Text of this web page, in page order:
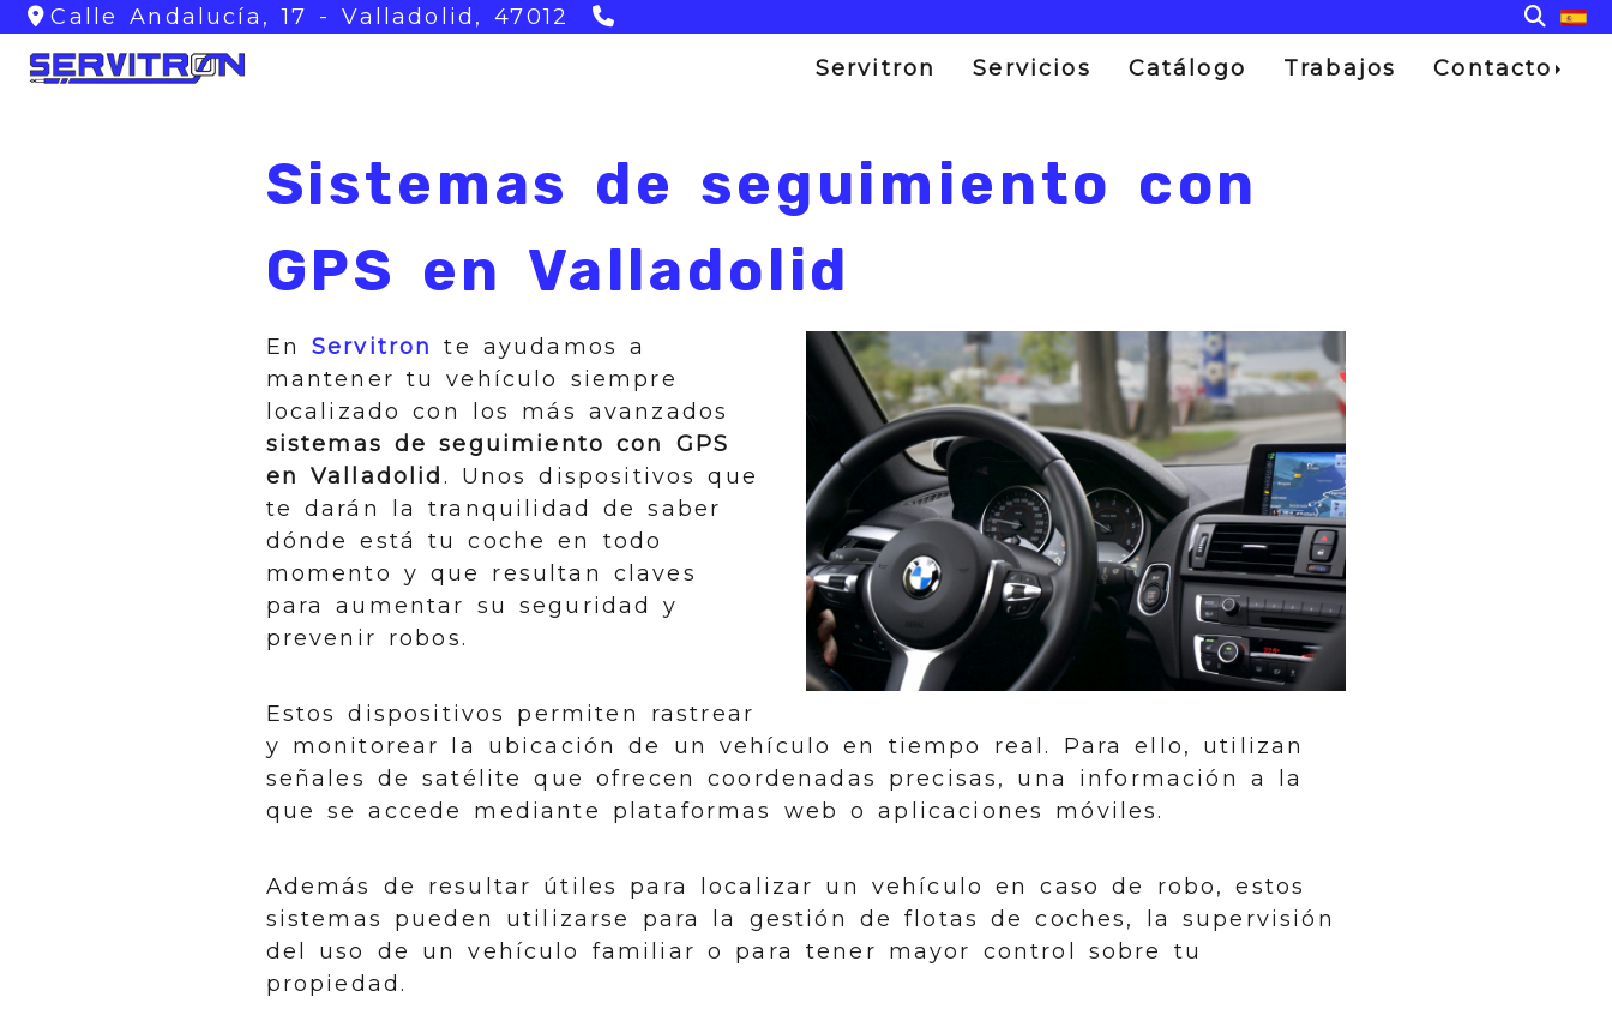
Calle Andalucía, 17 -Valladolid,47012
Servitron
Servicios Catálogo Trabajos Contacto
Sistemas de seguimiento con
GPS en Valladolid
En Servitron te ayudamos a
mantener tu vehículo siempre
localizado con los más avanzados
sistemas de seguimiento con GPS
en Valladolid. Unos dispositivos que
te darán la tranquilidad de saber
dónde está tu coche en todo
momento y que resultan claves
para aumentar su seguridad y
prevenir robos.
Estos dispositivos permiten rastrear
y monitorear la ubicación de un vehículo en tiempo real. Para ello, utilizan
señales de satélite que ofrecen coordenadas precisas, una información a la
que se accede mediante plataformas web o aplicaciones móviles.
Además de resultar útiles para localizar un vehículo en caso de robo, estos
sistemas pueden utilizarse para la gestión de flotas de coches, la supervisión
del uso de un vehículo familiar o para tener mayor control sobre tu
propiedad.